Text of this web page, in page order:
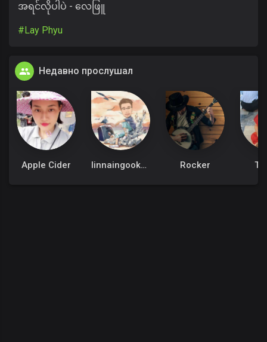
အရင်လိုပါပဲ - လေဖြူ
#Lay Phyu
Недавно прослушал
Apple Cider linnaingookkm Rocker